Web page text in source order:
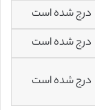
درج شده است
درج شده است
درج شده است